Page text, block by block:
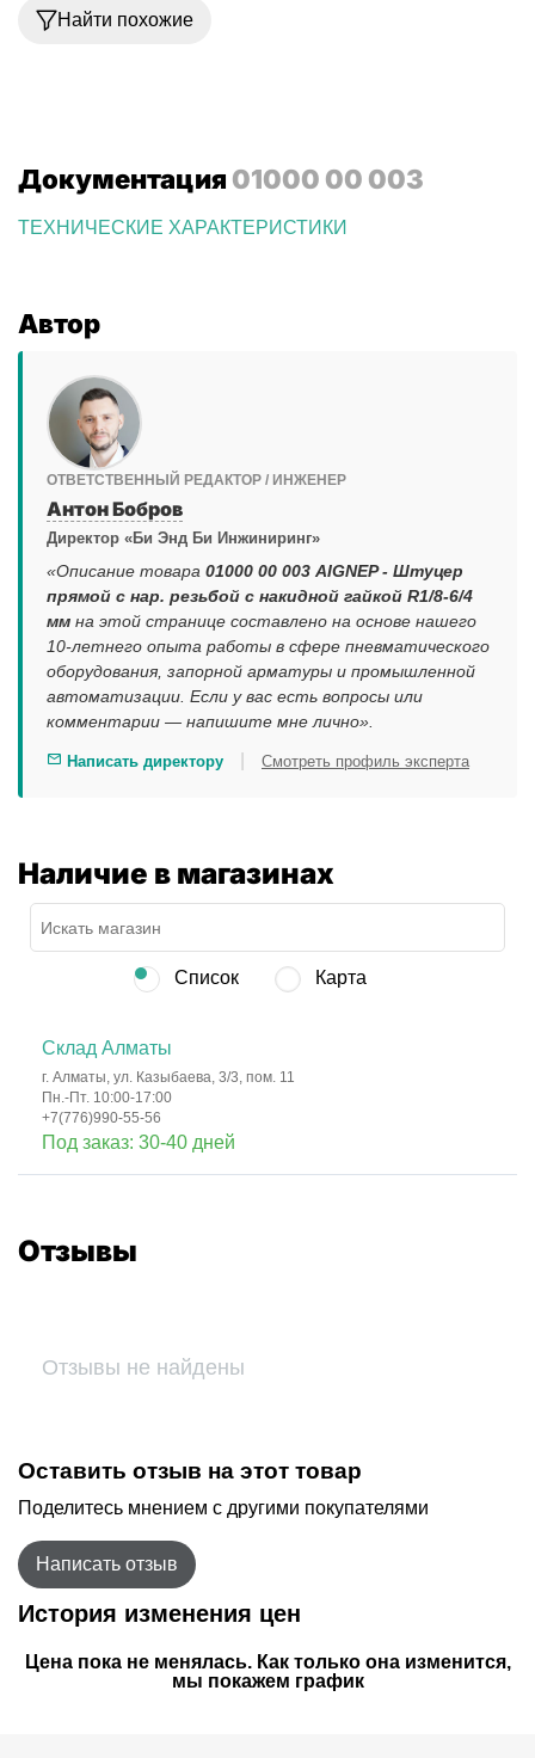
Найти похожие
Документация 01000 00 003
ТЕХНИЧЕСКИЕ ХАРАКТЕРИСТИКИ
Автор
ОТВЕТСТВЕННЫЙ РЕДАКТОР / ИНЖЕНЕР
Антон Бобров
Директор «Би Энд Би Инжиниринг»
«Описание товара 01000 00 003 AIGNEP - Штуцер
прямой с нар. резьбой с накидной гайкой R1/8-6/4
мм на этой странице составлено на основе нашего
10-летнего опыта работы в сфере пневматического
оборудования, запорной арматуры и промышленной
автоматизации. Если у вас есть вопросы или
комментарии — напишите мне лично».
Написать директору Смотреть профиль эксперта
Наличие в магазинах
Список Карта
Склад Алматы
г. Алматы, ул. Казыбаева, 3/3, пом. 11
Пн.-Пт. 10:00-17:00
+7(776)990-55-56
Под заказ: 30-40 дней
Отзывы
Отзывы не найдены
Оставить отзыв на этот товар
Поделитесь мнением с другими покупателями
Написать отзыв
История изменения цен
Цена пока не менялась. Как только она изменится,
мы покажем график